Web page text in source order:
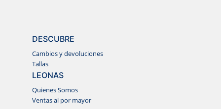
DESCUBRE
Cambios y devoluciones
Tallas
LEONAS
Quienes Somos
Ventas al por mayor